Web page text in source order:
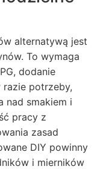
alternatywą jest
To wymaga
dodanie
potrzeby,
nad smakiem i
pracy z
zasad
DIY powinny
i mierników